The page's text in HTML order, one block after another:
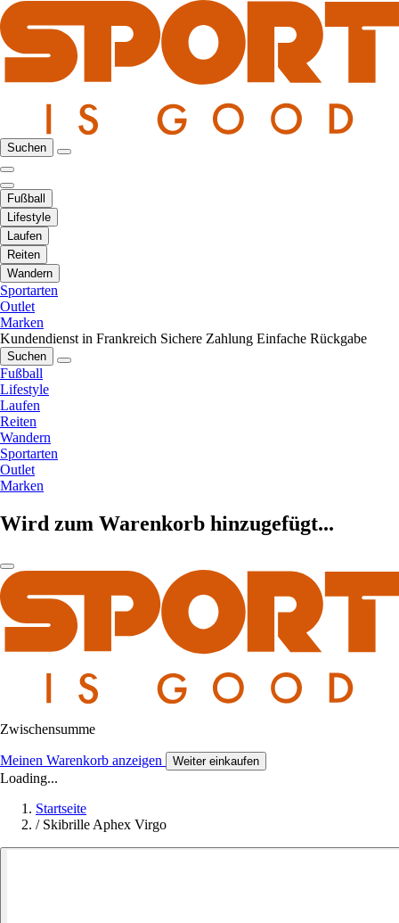
Suchen
Fußball
Lifestyle
Laufen
Reiten
Wandern
Sportarten
Outlet
Marken
Kundendienst in Frankreich Sichere Zahlung Einfache Rückgabe
Suchen
Fußball
Lifestyle
Laufen
Reiten
Wandern
Sportarten
Outlet
Marken
Wird zum Warenkorb hinzugefügt...
Zwischensumme
Meinen Warenkorb anzeigen Weiter einkaufen
Loading...
Startseite
/ Skibrille Aphex Virgo